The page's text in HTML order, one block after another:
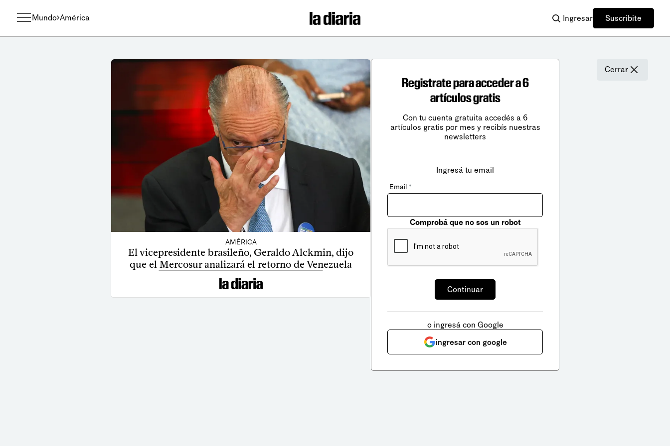
Mundo América Ingresar Suscribite
AMÉRICA
El vicepresidente brasileño, Geraldo Alckmin, dijo
que el Mercosur analizará el retorno de Venezuela
Cerrar
Registrate para acceder a 6
artículos gratis
Con tu cuenta gratuita accedés a 6
artículos gratis por mes y recibís nuestras
newsletters
Ingresá tu email
Email *
Comprobá que no sos un robot
o ingresá con Google
ingresar con google